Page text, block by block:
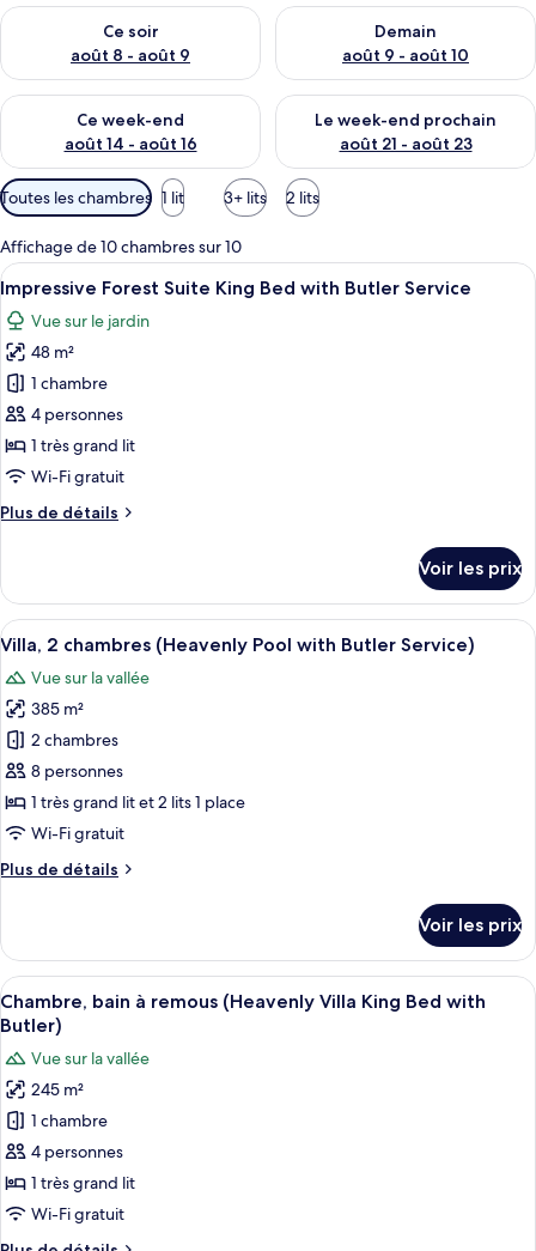
Ce soir
août 8 - août 9
Vérifier la disponibilité pour ce soir août 8 - août 9
Demain
août 9 - août 10
Vérifier la disponibilité pour
Ce week-end
août 14 - août 16
Vérifier la disponibilité pour ce week-end août 14 - août 16
Le week-end prochain
août 21 - août 23
Vérifier la disponibilité pour
Filtres
disponibles
pour
les
chambres
Toutes les chambres 1 lit 3+ lits 2 lits
Affichage de 10 chambres sur 10
Afficher
toutes
les
photos
pour
ce
type
de
chambre :
Impressive
King
Bed
with
Butler
Service
Une chambre d’hôtel avec un lit,
5
Impressive Forest Suite King Bed with Butler Service
Vue sur le jardin
48 m²
1 chambre
4 personnes
1 très grand lit
Wi-Fi gratuit
Plus de détails
Plus
le
type
de
Impressive
Forest
Suite
King
Bed
with
Butler
Service
Voir les prix
Afficher
toutes
les
photos
pour
ce
type
de
chambre :
Villa,
(Heavenly
Pool
with
Butler
Service)
Un vaste espace de vie doté d’un
6
Villa, 2 chambres (Heavenly Pool with Butler Service)
Vue sur la vallée
385 m²
2 chambres
8 personnes
1 très grand lit et 2 lits 1 place
Wi-Fi gratuit
Plus de détails
Plus
le
type
de
chambre
2
chambres
(Heavenly
Pool
with
Service)
Voir les prix
Afficher
toutes
photos
pour
ce
type
de
chambre :
Une chambre d’hôtel avec un
5
Chambre, bain à remous (Heavenly Villa King Bed with
Butler)
Vue sur la vallée
245 m²
1 chambre
4 personnes
1 très grand lit
Wi-Fi gratuit